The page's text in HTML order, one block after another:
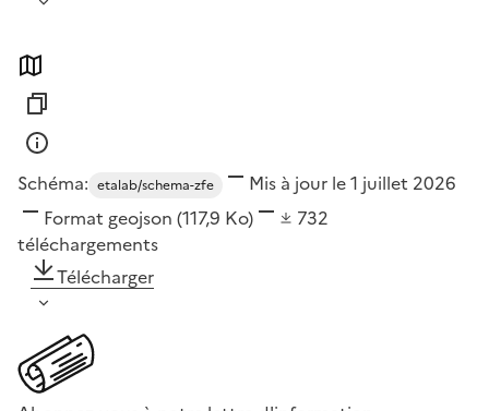
Schéma: etalab/schema-zfe
Mis à jour le 1 juillet 2026
Format geojson (117,9 Ko)
732
téléchargements
Télécharger